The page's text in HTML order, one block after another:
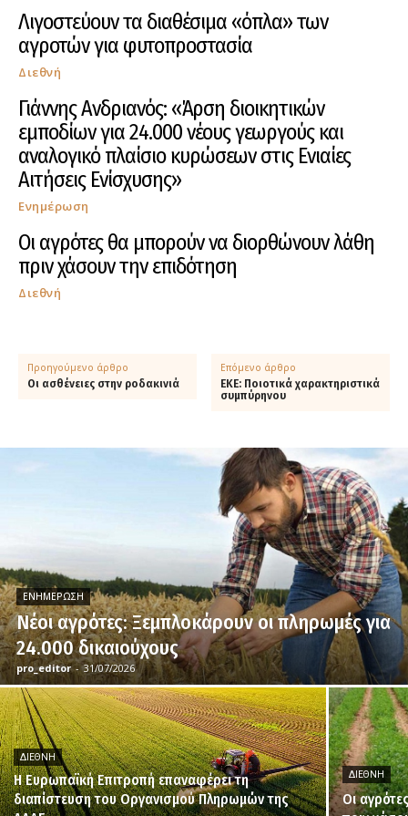
Λιγοστεύουν τα διαθέσιμα «όπλα» των
αγροτών για φυτοπροστασία
Διεθνή
Γιάννης Ανδριανός: «Άρση διοικητικών
εμποδίων για 24.000 νέους γεωργούς και
αναλογικό πλαίσιο κυρώσεων στις Ενιαίες
Αιτήσεις Ενίσχυσης»
Ενημέρωση
Οι αγρότες θα μπορούν να διορθώνουν λάθη
πριν χάσουν την επιδότηση
Διεθνή
Προηγούμενο άρθρο
Οι ασθένειες στην ροδακινιά
Επόμενο άρθρο
ΕΚΕ: Ποιοτικά χαρακτηριστικά
συμπύρηνου
ΕΝΗΜΈΡΩΣΗ
Νέοι αγρότες: Ξεμπλοκάρουν οι πληρωμές για
24.000 δικαιούχους
pro_editor - 31/07/2026
ΔΙΕΘΝΉ
H Ευρωπαϊκή Επιτροπή επαναφέρει τη
διαπίστευση του Οργανισμού Πληρωμών της
ΔΙΕΘΝΉ
Οι